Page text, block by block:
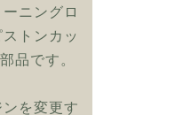
ニングロ
トンカッ
品です。
を変更す